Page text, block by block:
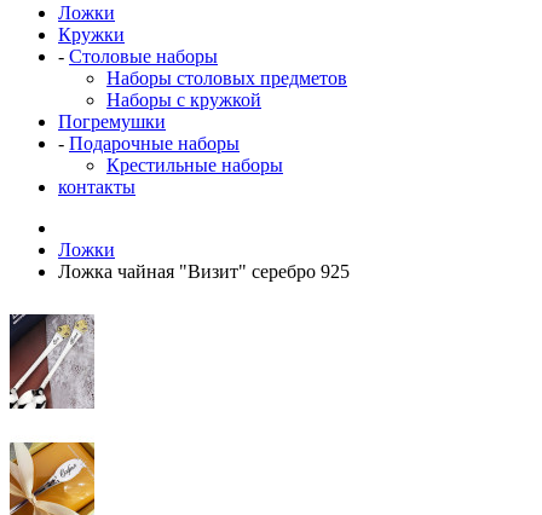
Ложки
Кружки
- Столовые наборы
Наборы столовых предметов
Наборы с кружкой
Погремушки
- Подарочные наборы
Крестильные наборы
контакты
Ложки
Ложка чайная "Визит" серебро 925